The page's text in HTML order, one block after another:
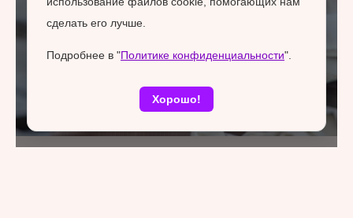
сделать его лучше.
Подробнее в "Политике конфиденциальности".
Хорошо!